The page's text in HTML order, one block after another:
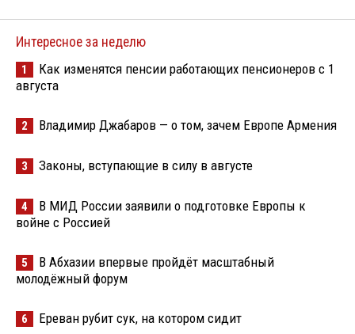
Интересное за неделю
1
Как изменятся пенсии работающих пенсионеров с 1
августа
2 Владимир Джабаров — о том, зачем Европе Армения
3 Законы, вступающие в силу в августе
4
В МИД России заявили о подготовке Европы к
войне с Россией
5
В Абхазии впервые пройдёт масштабный
молодёжный форум
6 Ереван рубит сук, на котором сидит